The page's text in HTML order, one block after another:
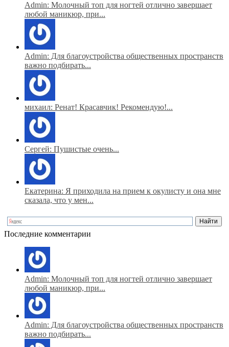
Admin: Молочный топ для ногтей отлично завершает
любой маникюр, при...
Admin: Для благоустройства общественных пространств
важно подбирать...
михаил: Ренат! Красавчик! Рекомендую!...
Сергей: Пушистые очень...
Екатерина: Я приходила на прием к окулисту и она мне
сказала, что у мен...
Последние комментарии
Admin: Молочный топ для ногтей отлично завершает
любой маникюр, при...
Admin: Для благоустройства общественных пространств
важно подбирать...